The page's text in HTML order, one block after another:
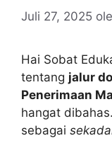
Juli 27, 2025
Hai Sobat
tentang jalur
Penerimaan
hangat
sebagai